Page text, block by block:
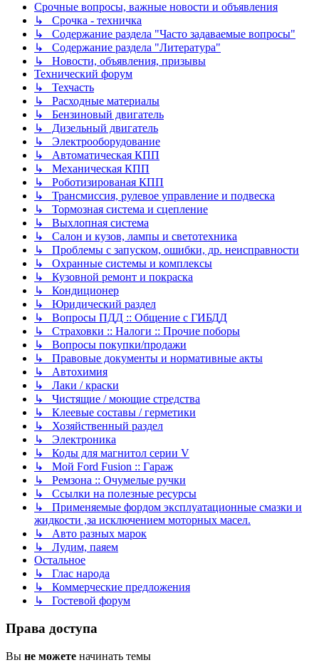
Срочные вопросы, важные новости и объявления
↳ Срочка - техничка
↳ Содержание раздела "Часто задаваемые вопросы"
↳ Содержание раздела "Литература"
↳ Новости, объявления, призывы
Технический форум
↳ Техчасть
↳ Расходные материалы
↳ Бензиновый двигатель
↳ Дизельный двигатель
↳ Электрооборудование
↳ Автоматическая КПП
↳ Механическая КПП
↳ Роботизированая КПП
↳ Трансмиссия, рулевое управление и подвеска
↳ Тормозная система и сцепление
↳ Выхлопная система
↳ Салон и кузов, лампы и светотехника
↳ Проблемы с запуском, ошибки, др. неисправности
↳ Охранные системы и комплексы
↳ Кузовной ремонт и покраска
↳ Кондиционер
↳ Юридический раздел
↳ Вопросы ПДД :: Общение с ГИБДД
↳ Страховки :: Налоги :: Прочие поборы
↳ Вопросы покупки/продажи
↳ Правовые документы и нормативные акты
↳ Автохимия
↳ Лаки / краски
↳ Чистящие / моющие стредства
↳ Клеевые составы / герметики
↳ Хозяйственный раздел
↳ Электроника
↳ Коды для магнитол серии V
↳ Мой Ford Fusion :: Гараж
↳ Ремзона :: Очумелые ручки
↳ Ссылки на полезные ресурсы
↳ Применяемые фордом эксплуатационные смазки и
жидкости ,за исключением моторных масел.
↳ Авто разных марок
↳ Лудим, паяем
Остальное
↳ Глас народа
↳ Коммерческие предложения
↳ Гостевой форум
Права доступа
Вы не можете начинать темы